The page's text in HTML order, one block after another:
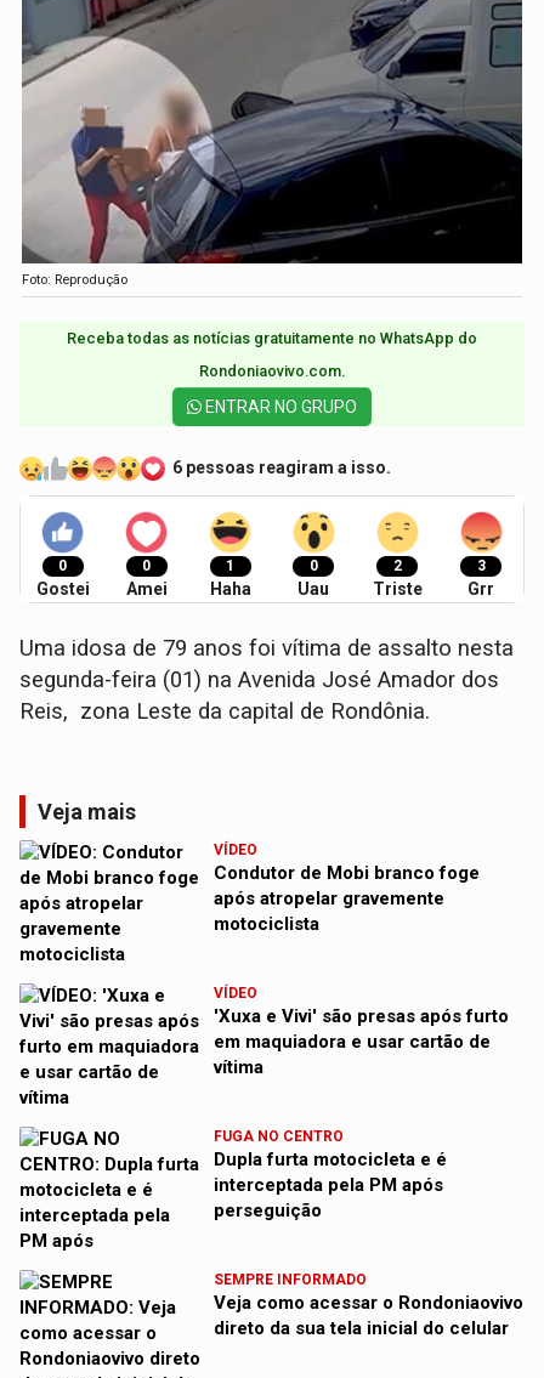
Foto: Reprodução
Receba todas as notícias gratuitamente no WhatsApp do
Rondoniaovivo.com.​
ENTRAR NO GRUPO
6 pessoas reagiram a isso.
0
Gostei
0
Amei
1
Haha
0
Uau
2
Triste
3
Grr
Uma idosa de 79 anos foi vítima de assalto nesta
segunda-feira (01) na Avenida José Amador dos
Reis, zona Leste da capital de Rondônia.
Veja mais
VÍDEO
Condutor de Mobi branco foge
após atropelar gravemente
motociclista
VÍDEO
'Xuxa e Vivi' são presas após furto
em maquiadora e usar cartão de
vítima
FUGA NO CENTRO
Dupla furta motocicleta e é
interceptada pela PM após
perseguição
SEMPRE INFORMADO
Veja como acessar o Rondoniaovivo
direto da sua tela inicial do celular